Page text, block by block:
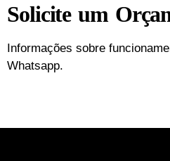
Solicite um
Informações sobre
Whatsapp.